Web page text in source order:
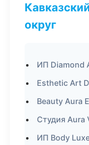
округ
ИП Diamond
Esthetic Art
Beauty Aura
Студия Aura
ИП Body